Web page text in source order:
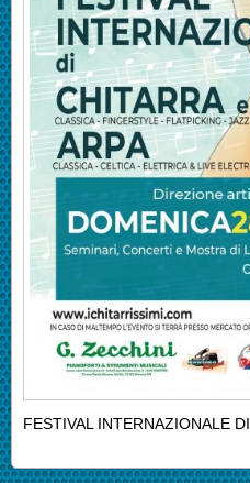
FESTIVAL INTERNAZIONALE